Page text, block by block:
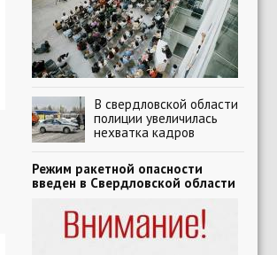
В свердловской области
полиции увеличилась
нехватка кадров
Режим ракетной опасности
введен в Свердловской области